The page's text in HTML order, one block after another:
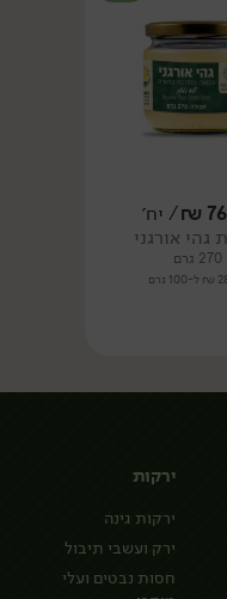
₪/ יח׳
גהי אורגני
270 גרם
גרם
ירקות
ירקות גינה
ירק ועשבי תיבול
חסות נבטים ועלי